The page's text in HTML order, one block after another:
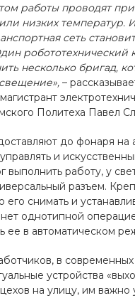
работы проводят
низких температур.
сеть
робототехнический
несколько бригад,
–
Политеха Павел
до фонаря на
и
выполнить работу, у
разъем.
его снимать и
однотипной
ее в автоматическом
в современных
устройства
на улицу, им важно